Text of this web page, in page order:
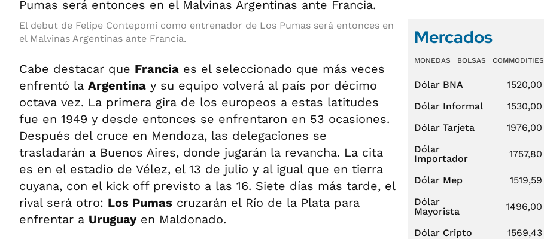
El debut de Felipe Contepomi como entrenador de Los Pumas será entonces en
el Malvinas Argentinas ante Francia.
Cabe destacar que Francia es el seleccionado que más veces
enfrentó la Argentina y su equipo volverá al país por décimo
octava vez. La primera gira de los europeos a estas latitudes
fue en 1949 y desde entonces se enfrentaron en 53 ocasiones.
Después del cruce en Mendoza, las delegaciones se
trasladarán a Buenos Aires, donde jugarán la revancha. La cita
es en el estadio de Vélez, el 13 de julio y al igual que en tierra
cuyana, con el kick off previsto a las 16. Siete días más tarde, el
rival será otro: Los Pumas cruzarán el Río de la Plata para
enfrentar a Uruguayen Maldonado.
Mercados
MONEDAS BOLSAS COMMODITIES
Dólar BNA 1520,00
Dólar Informal
1530,00
Dólar Tarjeta
1976,00
Dólar
Importador
1757,80
Dólar Mep 1519,59
Dólar
Mayorista
1496,00
Dólar Cripto 1569,43